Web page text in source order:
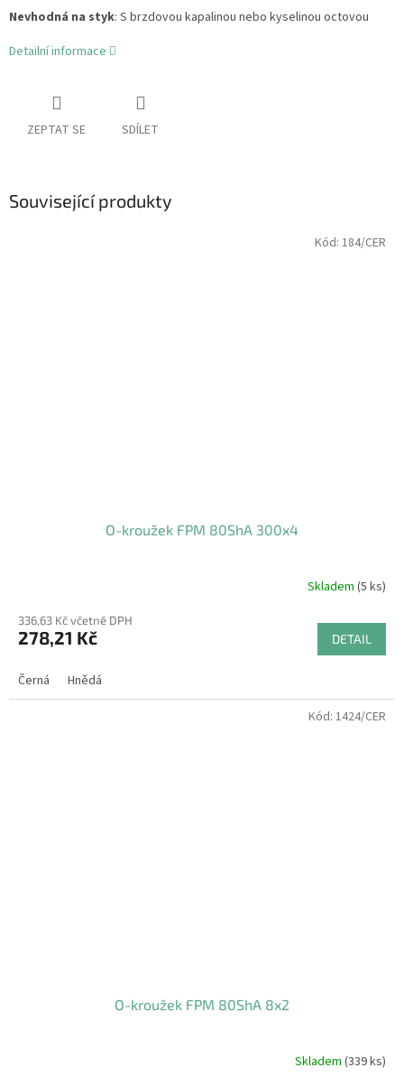
Nevhodná na styk: S brzdovou kapalinou nebo kyselinou octovou
Detailní informace
ZEPTAT SE SDÍLET
Související produkty
O-kroužek FPM 80ShA 300x4
Skladem (5 ks)
336,63 Kč včetně DPH
278,21 Kč DETAIL
Černá Hnědá
Kód: 184/CER
O-kroužek FPM 80ShA 8x2
Skladem (339 ks)
Kód: 1424/CER